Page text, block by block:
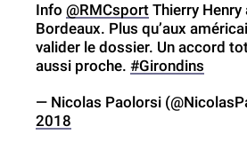
Info @RMCsport Thierry Henry
Bordeaux. Plus qu’aux
valider le dossier. Un accord
aussi proche. #Girondins
— Nicolas Paolorsi
2018